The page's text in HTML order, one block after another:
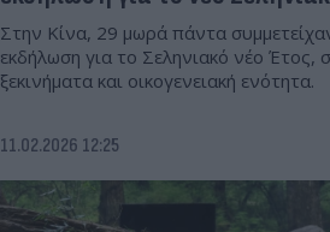
Στην Κίνα, 29 μωρά πάντα
εκδήλωση για το Σεληνιακό νέο Έτος,
ξεκινήματα και οικογενειακή ενότητα.
11.02.2026 12:25